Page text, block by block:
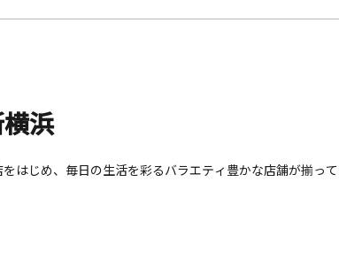
浜
はじめ、毎日の生活を彩るバラエティ豊かな店舗が揃って